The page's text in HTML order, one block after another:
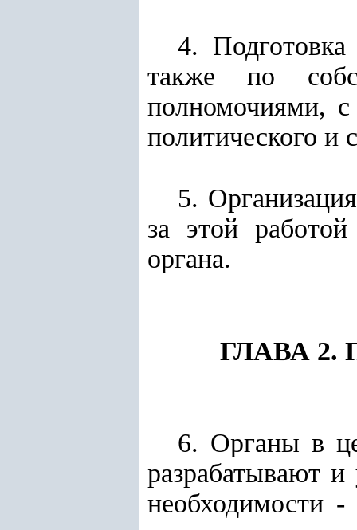
4. Подготовка
также по
полномочиями, с
политического и
5.
за этой работой
органа.
ГЛАВА
6. Органы в
разрабатывают
необходимости